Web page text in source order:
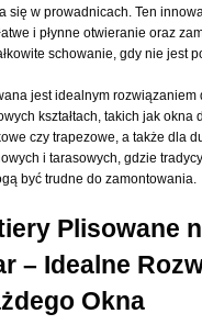
się w prowadnicach. Ten
i płynne otwieranie oraz
schowanie, gdy nie jest
jest idealnym rozwiązaniem
kształtach, takich jak okna
czy trapezowe, a także dla
i tarasowych, gdzie
być trudne do zamontowania.
Plisowane
– Idealne
Okna